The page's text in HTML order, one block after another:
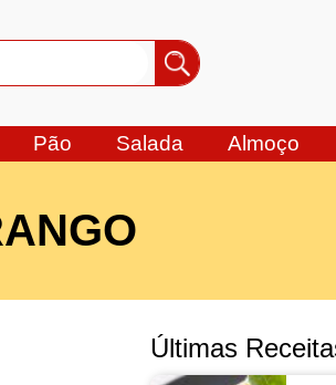
Pão Salada Almoço
Últimas